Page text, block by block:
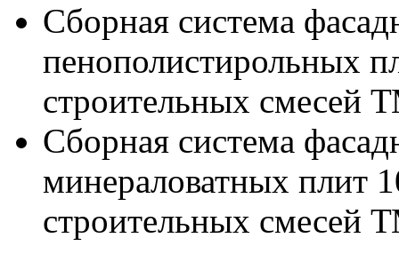
Сборная система
пенополистирольных
строительных
Сборная система
минераловатных плит
строительных